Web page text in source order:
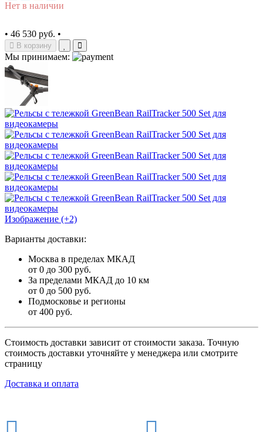
Нет в наличии
• 46 530 руб. •
В корзину
Мы принимаем:
Изображение (+2)
Варианты доставки:
Москва в пределах МКАД
от 0 до 300 руб.
За пределами МКАД до 10 км
от 0 до 500 руб.
Подмосковье и регионы
от 400 руб.
Стоимость доставки зависит от стоимости заказа. Точную
стоимость доставки уточняйте у менеджера или смотрите
страницу
Доставка и оплата